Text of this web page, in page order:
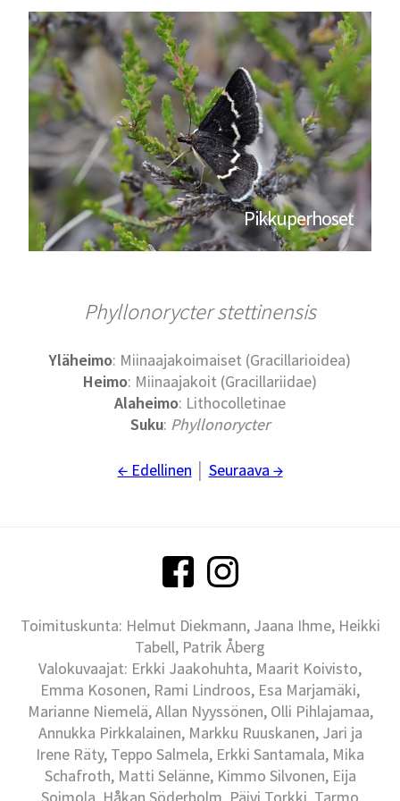
Pikkuperhoset
Phyllonorycter stettinensis
Yläheimo: Miinaajakoimaiset (Gracillarioidea)
Heimo: Miinaajakoit (Gracillariidae)
Alaheimo: Lithocolletinae
Suku: Phyllonorycter
← Edellinen Seuraava →
Toimituskunta: Helmut Diekmann, Jaana Ihme, Heikki
Tabell, Patrik Åberg
Valokuvaajat: Erkki Jaakohuhta, Maarit Koivisto,
Emma Kosonen, Rami Lindroos, Esa Marjamäki,
Marianne Niemelä, Allan Nyyssönen, Olli Pihlajamaa,
Annukka Pirkkalainen, Markku Ruuskanen, Jari ja
Irene Räty, Teppo Salmela, Erkki Santamala, Mika
Schafroth, Matti Selänne, Kimmo Silvonen, Eija